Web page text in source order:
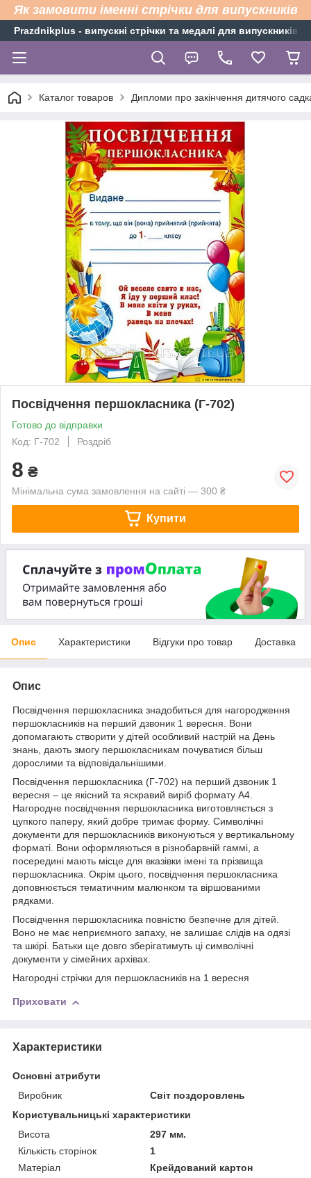
Як замовити іменні стрічки для випускників
Рrazdnikplus - випускні стрічки та медалі для випускників
Каталог товаров Дипломи про закінчення дитячого
Посвідчення першокласника (Г-702)
Готово до відправки
Код: Г-702
Роздріб
8 ₴
Мінімальна сума замовлення на сайті — 300 ₴
Купити
Опис Характеристики Відгуки про товар Доставка
Опис
Посвідчення першокласника знадобиться для нагородження
першокласників на перший дзвоник 1 вересня. Вони
допомагають створити у дітей особливий настрій на День
знань, дають змогу першокласникам почуватися більш
дорослими та відповідальнішими.
Посвідчення першокласника (Г-702) на перший дзвоник 1
вересня – це якісний та яскравий виріб формату А4.
Нагородне посвідчення першокласника виготовляється з
цупкого паперу, який добре тримає форму. Символічні
документи для першокласників виконуються у вертикальному
форматі. Вони оформляються в різнобарвній гаммі, а
посередині мають місце для вказівки імені та прізвища
першокласника. Окрім цього, посвідчення першокласника
доповнюється тематичним малюнком та віршованими
рядками.
Посвідчення першокласника повністю безпечне для дітей.
Воно не має неприємного запаху, не залишає слідів на одязі
та шкірі. Батьки ще довго зберігатимуть ці символічні
документи у сімейних архівах.
Нагородні стрічки для першокласників на 1 вересня
Приховати
Характеристики
Основні атрибути
Виробник
Світ поздоровлень
Користувальницькі характеристики
Висота
297 мм.
Кількість сторінок
1
Матеріал
Крейдований картон